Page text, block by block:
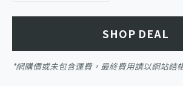
SHOP DEAL
*網購價或未包含運費，最終費用請以網站結